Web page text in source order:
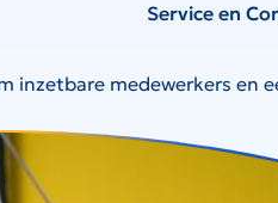
Service en
inzetbare medewerkers en